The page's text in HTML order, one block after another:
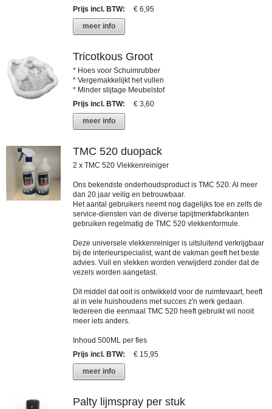
Prijs incl. BTW:
€ 6,95
meer info
Tricotkous Groot
* Hoes voor Schuimrubber
* Vergemakkelijkt het vullen
* Minder slijtage Meubelstof
Prijs incl. BTW:
€ 3,60
meer info
TMC 520 duopack
2 x TMC 520 Vlekkenreiniger
Ons bekendste onderhoudsproduct is TMC 520. Al meer
dan 20 jaar veilig en betrouwbaar.
Het aantal gebruikers neemt nog dagelijks toe en zelfs de
service-diensten van de diverse tapijtmerkfabrikanten
gebruiken regelmatig de TMC 520 vlekkenformule.
Deze universele vlekkenreiniger is uitsluitend verkrijgbaar
bij de interieurspecialist, want de vakman geeft het beste
advies. Vuil en vlekken worden verwijderd zonder dat de
vezels worden aangetast.
Dit middel dat ooit is ontwikkeld voor de ruimtevaart, heeft
al in vele huishoudens met succes z'n werk gedaan.
Iedereen die eenmaal TMC 520 heeft gebruikt wil nooit
meer iets anders.
Inhoud 500ML per fles
Prijs incl. BTW:
€ 15,95
meer info
Palty lijmspray per stuk